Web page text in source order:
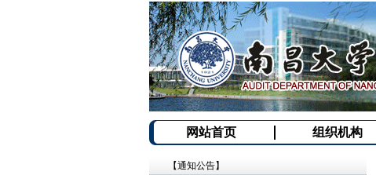
网站首页 组织机构
【通知公告】